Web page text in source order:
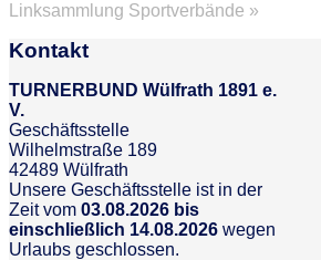
Linksammlung Sportverbände »
Kontakt
TURNERBUND Wülfrath 1891 e.
V.
Geschäftsstelle
Wilhelmstraße 189
42489 Wülfrath
Unsere Geschäftsstelle ist in der
Zeit vom 03.08.2026 bis
einschließlich 14.08.2026 wegen
Urlaubs geschlossen.